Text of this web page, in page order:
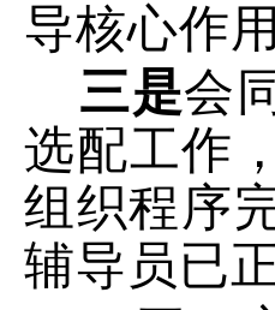
导核心作用
三是会
选配工作
组织程序
辅导员已